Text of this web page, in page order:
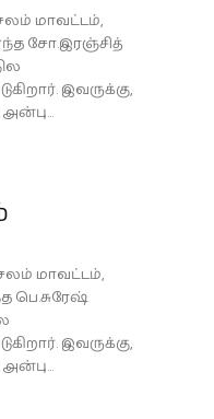
மாவட்டம்,
சோ.இரஞ்சித்
இவருக்கு,
மாவட்டம்,
பெ.சுரேஷ்
இவருக்கு,